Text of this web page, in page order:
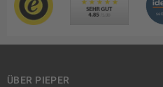
ÜBER PIEPER